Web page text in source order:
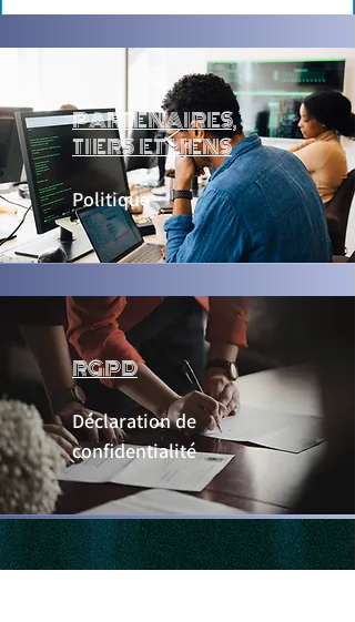
PARTENAIRES,
TIERS ET LIENS
Politique
RGPD
Déclaration de
confidentialité